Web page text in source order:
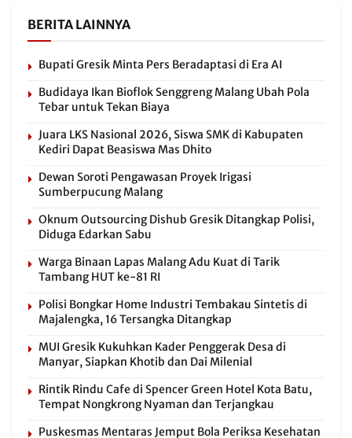
BERITA LAINNYA
Bupati Gresik Minta Pers Beradaptasi di Era AI
Budidaya Ikan Bioflok Senggreng Malang Ubah Pola
Tebar untuk Tekan Biaya
Juara LKS Nasional 2026, Siswa SMK di Kabupaten
Kediri Dapat Beasiswa Mas Dhito
Dewan Soroti Pengawasan Proyek Irigasi
Sumberpucung Malang
Oknum Outsourcing Dishub Gresik Ditangkap Polisi,
Diduga Edarkan Sabu
Warga Binaan Lapas Malang Adu Kuat di Tarik
Tambang HUT ke-81 RI
Polisi Bongkar Home Industri Tembakau Sintetis di
Majalengka, 16 Tersangka Ditangkap
MUI Gresik Kukuhkan Kader Penggerak Desa di
Manyar, Siapkan Khotib dan Dai Milenial
Rintik Rindu Cafe di Spencer Green Hotel Kota Batu,
Tempat Nongkrong Nyaman dan Terjangkau
Puskesmas Mentaras Jemput Bola Periksa Kesehatan